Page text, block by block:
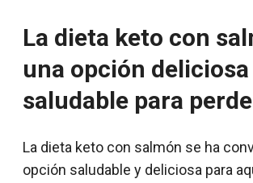
La dieta keto con
una opción deliciosa
saludable para
La dieta keto con salmón se ha
opción saludable y deliciosa para